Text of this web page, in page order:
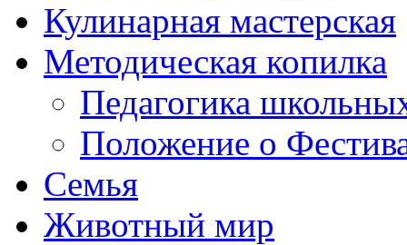
Кулинарная мастерская
Методическая копилка
Педагогика
Положение о
Семья
Животный мир